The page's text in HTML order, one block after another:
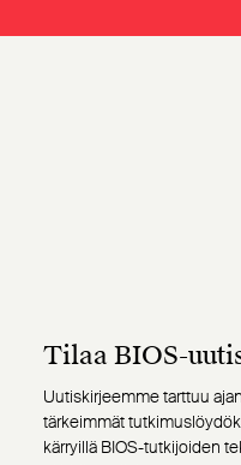
Tilaa BIOS-
Uutiskirjeemme tarttuu
tärkeimmät
kärryillä BIOS-tutkijoiden